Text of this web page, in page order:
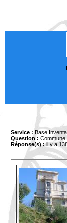
Service : Base
Question :
Réponse(s) :il y a